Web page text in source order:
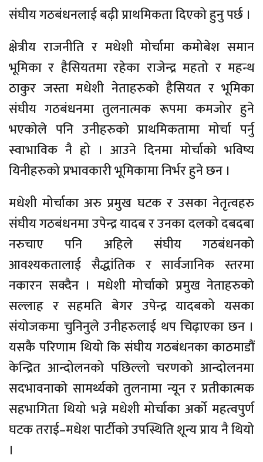
संघीय गठबंधनलाई बढ़ी प्राथमिकता दिएको हुनु पर्छ ।
क्षेत्रीय राजनीति र मधेशी मोर्चामा कमोबेश समान
भूमिका र हैसियतमा रहेका राजेन्द्र महतो र महन्थ
ठाकुर जस्ता मधेशी नेताहरुको हैसियत र भूमिका
संघीय गठबंधनमा तुलनात्मक रूपमा कमजोर हुने
भएकोले पनि उनीहरुको प्राथमिकतामा मोर्चा पर्नु
स्वाभाविक नै हो । आउने दिनमा मोर्चाको भविष्य
यिनीहरुको प्रभावकारी भूमिकामा निर्भर हुने छन ।
मधेशी मोर्चाका अरु प्रमुख घटक र उसका नेतृत्वहरु
संघीय गठबंधनमा उपेन्द्र यादब र उनका दलको दबदबा
नरुचाए पनि अहिले संघीय गठबंधनको
आवश्यकतालाई सैद्धांतिक र सार्वजानिक स्तरमा
नकारन सक्दैन । मधेशी मोर्चाको प्रमुख नेताहरुको
सल्लाह र सहमति बेगर उपेन्द्र यादबको यसका
संयोजकमा चुनिनुले उनीहरुलाई थप चिढ़ाएका छन ।
यसकै परिणाम थियो कि संघीय गठबंधनका काठमाडौं
केन्द्रित आन्दोलनको पछिल्लो चरणको आन्दोलनमा
सदभावनाको सामर्थ्यको तुलनामा न्यून र प्रतीकात्मक
सहभागिता थियो भन्ने मधेशी मोर्चाका अर्को महत्वपुर्ण
घटक तराई–मधेश पार्टीको उपस्थिति शून्य प्राय नै थियो
।